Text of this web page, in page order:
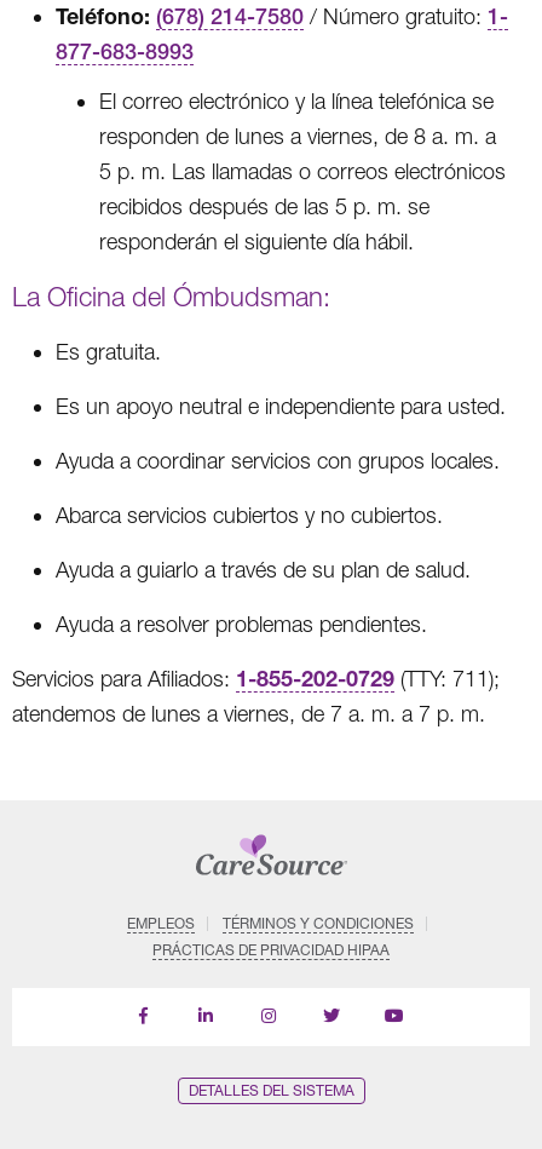
Teléfono: (678) 214-7580 / Número gratuito: 1-
877-683-8993
El correo electrónico y la línea telefónica se
responden de lunes a viernes, de 8 a. m. a
5 p. m. Las llamadas o correos electrónicos
recibidos después de las 5 p. m. se
responderán el siguiente día hábil.
La Oficina del Ómbudsman:
Es gratuita.
Es un apoyo neutral e independiente para usted.
Ayuda a coordinar servicios con grupos locales.
Abarca servicios cubiertos y no cubiertos.
Ayuda a guiarlo a través de su plan de salud.
Ayuda a resolver problemas pendientes.
Servicios para Afiliados: 1-855-202-0729 (TTY: 711);
atendemos de lunes a viernes, de 7 a. m. a 7 p. m.
EMPLEOS
TÉRMINOS Y CONDICIONES
PRÁCTICAS DE PRIVACIDAD HIPAA
Find
Follow
Follow
Follow
Subscribe
DETALLES DEL SISTEMA